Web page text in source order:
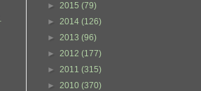
► 2015 (79)
► 2014 (126)
► 2013 (96)
► 2012 (177)
► 2011 (315)
► 2010 (370)